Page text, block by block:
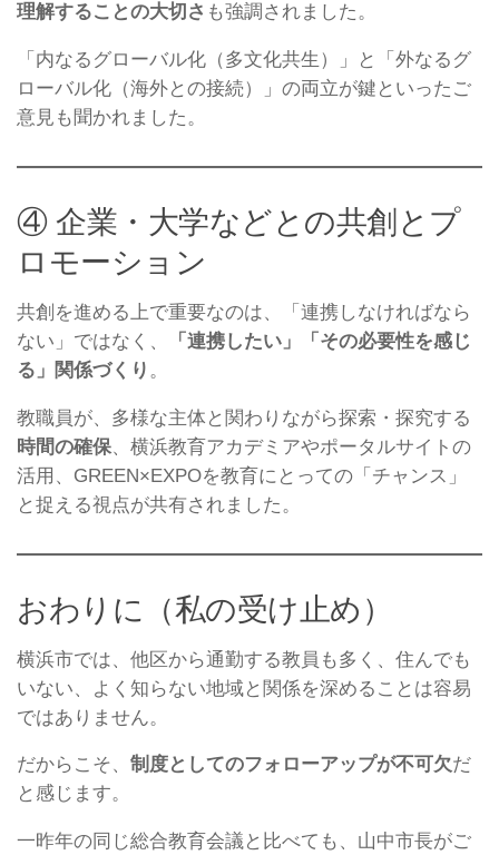
理解することの大切さ も強調されました。
「内なるグローバル化（多文化共生）」と「外なるグ
ローバル化（海外との接続）」の両立が鍵といったご
意見も聞かれました。
④ 企業・大学などとの共創とプ
ロモーション
共創を進める上で重要なのは、「連携しなければなら
ない」ではなく、
「連携したい」「その必要性を感じ
る」関係づくり 。
教職員が、多様な主体と関わりながら探索・探究する
時間の確保 、横浜教育アカデミアやポータルサイトの
活用、GREEN×EXPOを教育にとっての「チャンス」
と捉える視点が共有されました。
おわりに（私の受け止め）
横浜市では、他区から通勤する教員も多く、住んでも
いない、よく知らない地域と関係を深めることは容易
ではありません。
だからこそ、 制度としてのフォローアップが不可欠だ
と感じます。
一昨年の同じ総合教育会議と比べても、山中市長がご